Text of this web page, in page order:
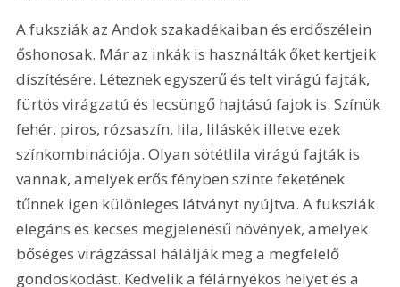
A fuksziák az Andok szakadékaiban és erdőszélein
őshonosak. Már az inkák is használták őket kertjeik
díszítésére. Léteznek egyszerű és telt virágú fajták,
fürtös virágzatú és lecsüngő hajtású fajok is. Színük
fehér, piros, rózsaszín, lila, liláskék illetve ezek
színkombinációja. Olyan sötétlila virágú fajták is
vannak, amelyek erős fényben szinte feketének
tűnnek igen különleges látványt nyújtva. A fuksziák
elegáns és kecses megjelenésű növények, amelyek
bőséges virágzással hálálják meg a megfelelő
gondoskodást. Kedvelik a félárnyékos helyet és a